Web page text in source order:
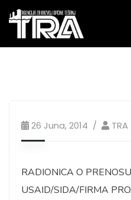
26 Juna, 2014 TRA
RADIONICA O
USAID/SIDA/FIRMA